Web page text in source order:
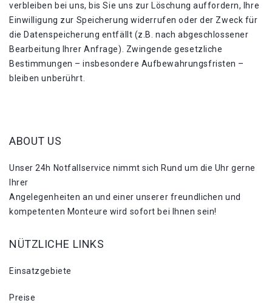
verbleiben bei uns, bis Sie uns zur Löschung auffordern, Ihre
Einwilligung zur Speicherung widerrufen oder der Zweck für
die Datenspeicherung entfällt (z.B. nach abgeschlossener
Bearbeitung Ihrer Anfrage). Zwingende gesetzliche
Bestimmungen – insbesondere Aufbewahrungsfristen –
bleiben unberührt.
ABOUT US
Unser 24h Notfallservice nimmt sich Rund um die Uhr gerne
Ihrer
Angelegenheiten an und einer unserer freundlichen und
kompetenten Monteure wird sofort bei Ihnen sein!
NÜTZLICHE LINKS
Einsatzgebiete
Preise